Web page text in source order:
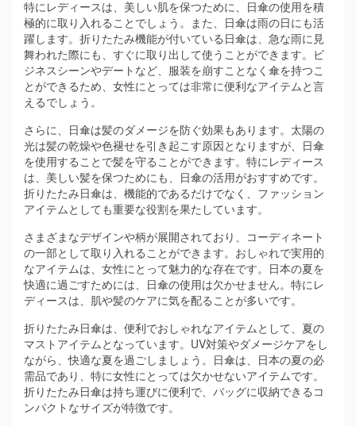
特にレディースは、美しい肌を保つために、日傘の使用を積
極的に取り入れることでしょう。また、日傘は雨の日にも活
躍します。折りたたみ機能が付いている日傘は、急な雨に見
舞われた際にも、すぐに取り出して使うことができます。ビ
ジネスシーンやデートなど、服装を崩すことなく傘を持つこ
とができるため、女性にとっては非常に便利なアイテムと言
えるでしょう。
さらに、日傘は髪のダメージを防ぐ効果もあります。太陽の
光は髪の乾燥や色褪せを引き起こす原因となりますが、日傘
を使用することで髪を守ることができます。特にレディース
は、美しい髪を保つためにも、日傘の活用がおすすめです。
折りたたみ日傘は、機能的であるだけでなく、ファッション
アイテムとしても重要な役割を果たしています。
さまざまなデザインや柄が展開されており、コーディネート
の一部として取り入れることができます。おしゃれで実用的
なアイテムは、女性にとって魅力的な存在です。日本の夏を
快適に過ごすためには、日傘の使用は欠かせません。特にレ
ディースは、肌や髪のケアに気を配ることが多いです。
折りたたみ日傘は、便利でおしゃれなアイテムとして、夏の
マストアイテムとなっています。UV対策やダメージケアをし
ながら、快適な夏を過ごしましょう。日傘は、日本の夏の必
需品であり、特に女性にとっては欠かせないアイテムです。
折りたたみ日傘は持ち運びに便利で、バッグに収納できるコ
ンパクトなサイズが特徴です。